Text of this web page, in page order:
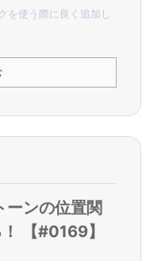
を使う際に良く追加し
ンの位置関
【#0169】